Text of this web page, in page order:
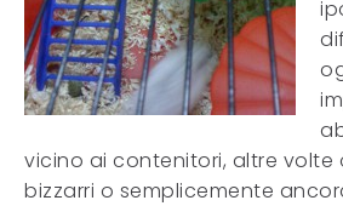
vicino ai contenitori, altre volte
bizzarri o semplicemente